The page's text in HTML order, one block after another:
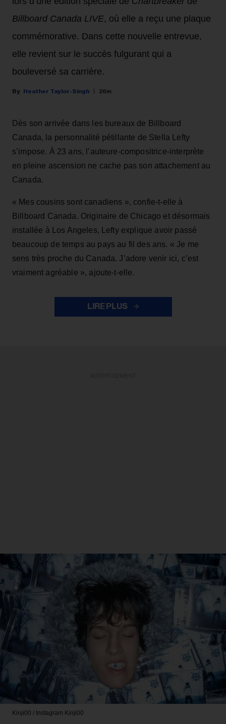
Billboard Canada LIVE, où elle a reçu une plaque
commémorative. Dans cette nouvelle entrevue,
elle revient sur le succès fulgurant qui a
bouleversé sa carrière.
Heather Taylor-Singh 26m
Dès son arrivée dans les bureaux de Billboard
Canada, la personnalité pétillante de Stella Lefty
s’impose. À 23 ans, l’auteure-compositrice-interprète
en pleine ascension ne cache pas son attachement au
Canada.
« Mes cousins sont canadiens », confie-t-elle à
Billboard Canada. Originaire de Chicago et désormais
installée à Los Angeles, Lefty explique avoir passé
beaucoup de temps au pays au fil des ans. « Je me
sens très proche du Canada. J’adore venir ici, c’est
vraiment agréable », ajoute-t-elle.
LIRE PLUS
Kinji00 / Instagram Kinji00